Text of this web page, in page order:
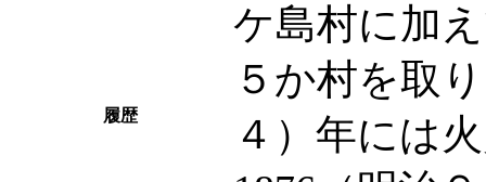
履歴
ケ島村に加
５か村を取
４）年には